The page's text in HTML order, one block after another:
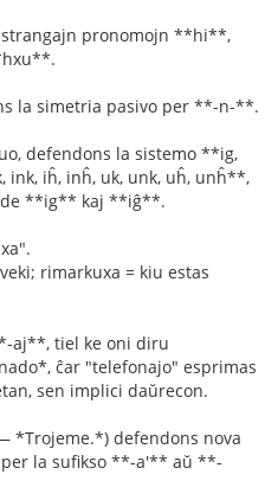
strangajn pronomojn **hi**,
la simetria pasivo per **-n-**.
defendons la sistemo **ig,
ink, iĥ, inĥ, uk, unk, uĥ, unĥ**,
de **ig** kaj **iĝ**.
rimarkuxa = kiu estas
aj**, tiel ke oni diru
ĉar "telefonajo" esprimas
sen implici daŭrecon.
*Trojeme.*) defendons nova
la sufikso **-a'** aŭ **-